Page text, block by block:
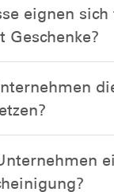
eignen
Geschenke?